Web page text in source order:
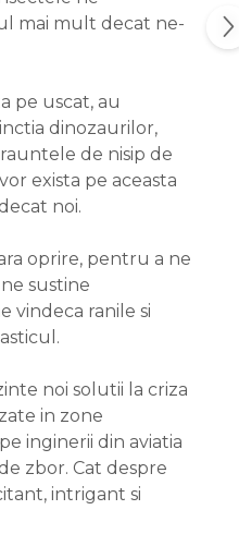
mai mult decat ne-
pe uscat, au
dinozaurilor,
de nisip de
exista pe aceasta
noi.
oprire, pentru a ne
sustine
vindeca ranile si
noi solutii la criza
in zone
inginerii din aviatia
zbor. Cat despre
intrigant si